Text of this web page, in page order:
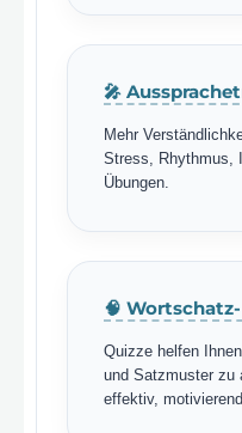
🎤
Mehr
Stress, Rhythmus,
Übungen.
🧠
Quizze helfen
und Satzmuster
effektiv,